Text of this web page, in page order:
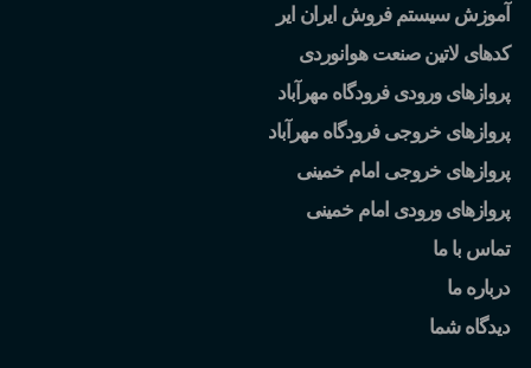
آموزش سیستم فروش ایران ایر
کدهای لاتین صنعت هوانوردی
پروازهای ورودی فرودگاه مهرآباد
پروازهای خروجی فرودگاه مهرآباد
پروازهای خروجی امام خمینی
پروازهای ورودی امام خمینی
تماس با ما
درباره ما
دیدگاه شما